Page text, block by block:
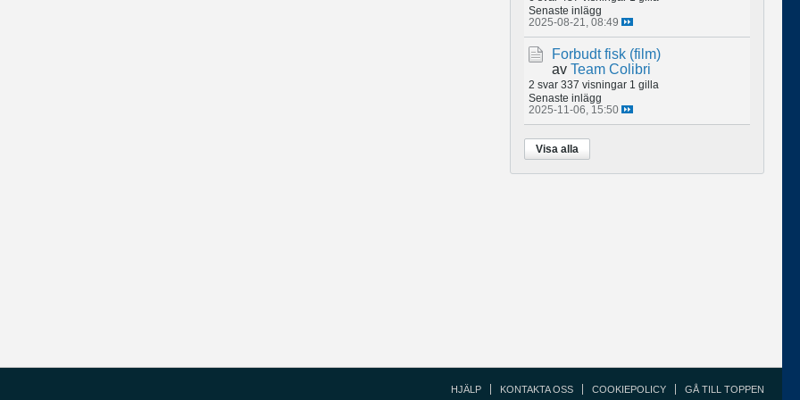
Senaste inlägg
2025-08-21, 08:49
Forbudt fisk (film)
av Team Colibri
2 svar 337 visningar 1 gilla
Senaste inlägg
2025-11-06, 15:50
Visa alla
HJÄLP KONTAKTA OSS COOKIEPOLICY GÅ TILL TOPPEN